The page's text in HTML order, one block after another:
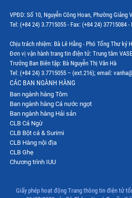
VPĐD: Số 10, Nguyễn Công Hoan, Phường Giảng
Tel: (+84 24) 3.7715055 - Fax: (+84 24) 37715084
Chịu trách nhiệm: Bà Lê Hằng - Phó Tổng Thư ký
Đơn vị vận hành trang tin điện tử: Trung tâm
Trưởng Ban Biên tập: Bà Nguyễn Thị Vân Hà
Tel: (+84 24) 3.7715055 – (ext.216); email:
CÁC BAN NGÀNH HÀNG
Ban ngành hàng Tôm
Ban ngành hàng Cá nước ngọt
Ban ngành hàng Hải sản
CLB Cá Ngừ
CLB Bột cá & Surimi
CLB Hàng nội địa
CLB Ghẹ
Chương trình IUU
Giấy phép hoạt động Trang thông tin điện tử